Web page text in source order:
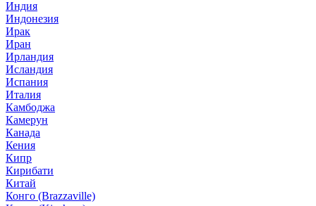
Индия
Индонезия
Ирак
Иран
Ирландия
Исландия
Испания
Италия
Камбоджа
Камерун
Канада
Кения
Кипр
Кирибати
Китай
Конго (Brazzaville)